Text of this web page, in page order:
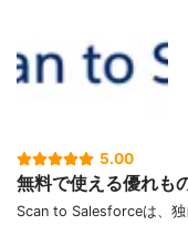
5.00
無料で使える優れも
Scan to Salesforceは、